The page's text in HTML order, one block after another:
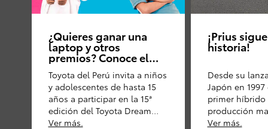
¿Quieres ganar una
laptop y otros
premios? Conoce el
concurso de dibujo
que promueve Toyota
del Perú
Toyota del Perú invita a niños
y adolescentes de hasta 15
años a participar en la 15ª
edición del Toyota Dream
Car, un concurso que premia
Ver más.
¡Prius
historia!
Desde su
Japón en
primer híbrido
producción
Prius ha sido
Ver más.